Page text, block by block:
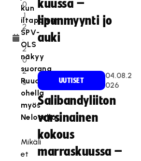
0
.1
2
.
2
0
2
3
kun
iltapäivän
SPV-
OLS
näkyy
suorana
Ruudun
ohella
myös
Nelosella.
Mikäli
et
kuussa –
lipunmyynti jo
auki
UUTISET
04.08.2
026
Salibandyliiton
varsinainen
kokous
marraskuussa –